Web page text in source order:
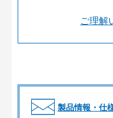
ご理解
製品情報・仕